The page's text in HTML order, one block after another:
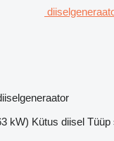
kW) Kütus diisel Tüüp